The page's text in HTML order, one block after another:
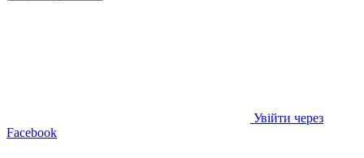
Увійти через
Facebook